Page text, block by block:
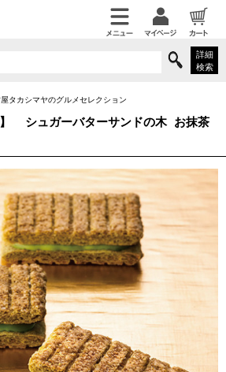
詳細
検索
タカシマヤのグルメセレクション
】 シュガーバターサンドの木 お抹茶